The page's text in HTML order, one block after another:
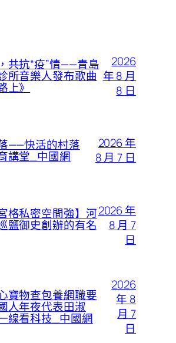
共抗“疫”情——青島
所音樂人發布歌曲
上》
2026
年 8 月
8 日
——快活的村落
講堂_中國網
2026 年
8 月 7 日
格私密空間強】河
鹽御史創辦的有名
2026 年
8 月 7
日
寶物查包養網職要
人年夜代表田淑
線看科技_中國網
2026
年 8
月 7
日